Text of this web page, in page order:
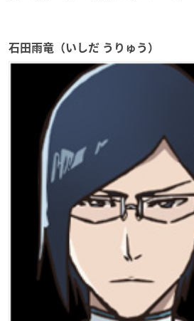
石田雨竜（いしだ うりゅう）